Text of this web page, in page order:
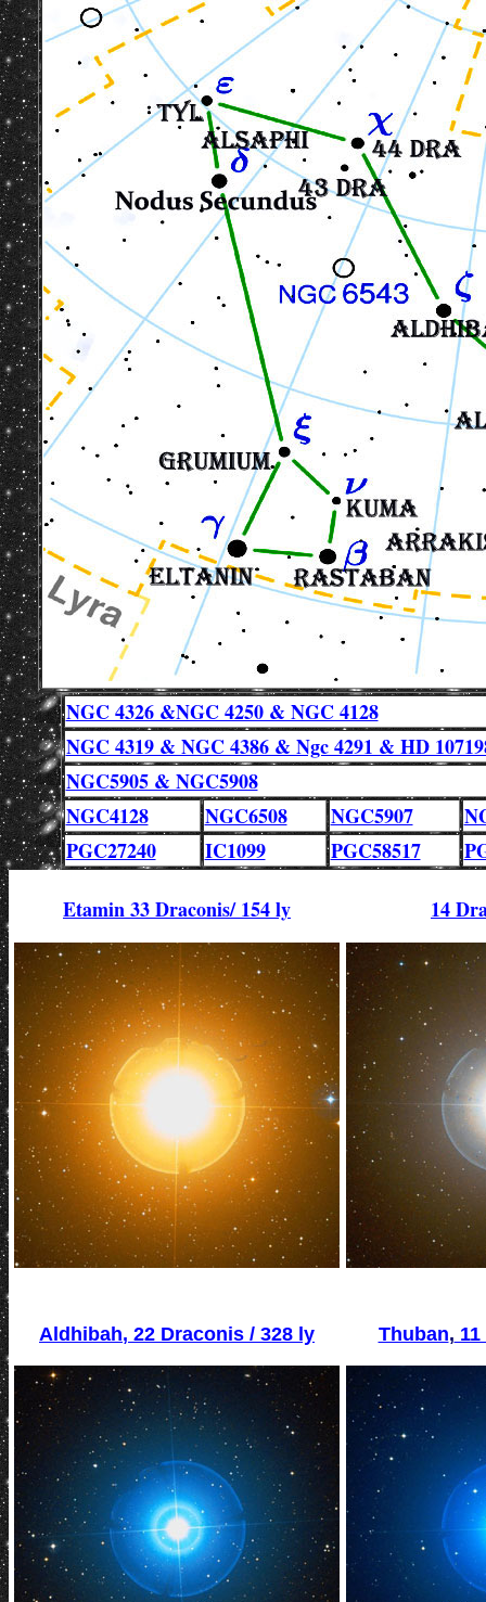
NGC 4326 &NGC 4250 & NGC 4128
NGC 4319 & NGC 4386 & Ngc 4291 & HD
NGC5905 & NGC5908
NGC4128
NGC6508 NGC5907
PGC27240
IC1099 PGC58517
Etamin 33 Draconis/ 154 ly 14
Aldhibah, 22 Draconis / 328 ly Thuban,